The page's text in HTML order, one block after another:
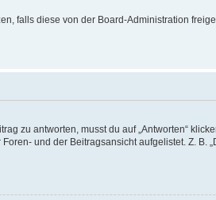
falls diese von der Board-Administration
zu antworten, musst du auf „Antworten“
und der Beitragsansicht aufgelistet. Z. B.